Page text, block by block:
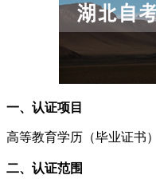
一、认证项目
高等教育学历（毕业证书
二、认证范围